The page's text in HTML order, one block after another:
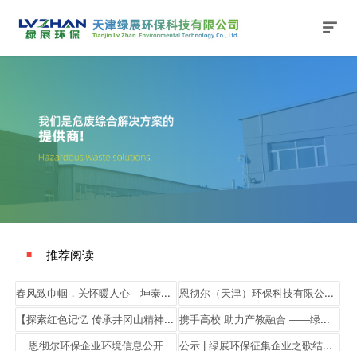
联系我们
搜索
■ 推荐阅读
春风致巾帼，关怀暖人心｜坤泰环能致敬每一位了不起的她 恩彻尔（天津）环保科技有限公司企业环境信息公开
【探索红色记忆 传承井冈山精神】绿展环保开展主题党日参观活动！ 携手高校 助力产教融合 ——绿展环保走访天津理工大学、天津科技大学
恩彻尔环保企业环境信息公开 公示 | 绿展环保征集企业之歌结果公示